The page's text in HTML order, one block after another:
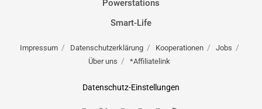
Powerstations
Smart-Life
Impressum Datenschutzerklärung Kooperationen
Jobs
Über uns
*Affiliatelink
Datenschutz-Einstellungen